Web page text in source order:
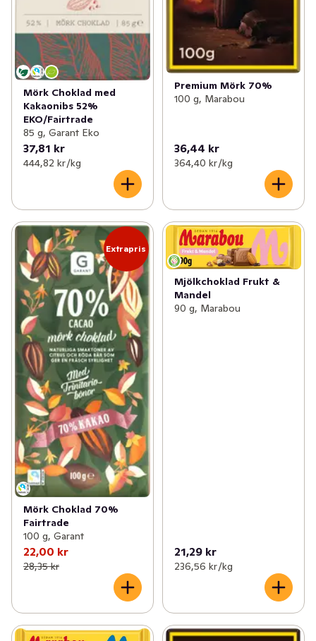
Mörk Choklad med
Kakaonibs 52%
EKO/Fairtrade
85 g, Garant Eko
37,81 kr
444,82 kr /kg
Premium Mörk 70%
100 g, Marabou
36,44 kr
364,40 kr /kg
Extrapris
Mörk Choklad 70%
Fairtrade
100 g, Garant
22,00 kr
28,35 kr
Mjölkchoklad Frukt &
Mandel
90 g, Marabou
21,29 kr
236,56 kr /kg